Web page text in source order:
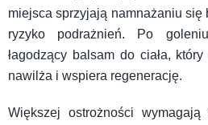
miejsca sprzyjają namnażaniu się
ryzyko podrażnień. Po
łagodzący balsam do ciała,
nawilża i wspiera regenerację.
Większej ostrożności